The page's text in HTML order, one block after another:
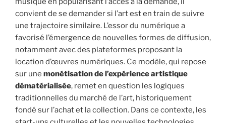
convient de se demander si l’art est en train de suivre
une trajectoire similaire. L’essor du numérique a
favorisé l’émergence de nouvelles formes de diffusion,
notamment avec des plateformes proposant la
location d’œuvres numériques. Ce modèle, qui repose
sur une monétisation de l’expérience artistique
dématérialisée, remet en question les logiques
traditionnelles du marché de l’art, historiquement
fondé sur l’achat et la collection. Dans ce contexte, les